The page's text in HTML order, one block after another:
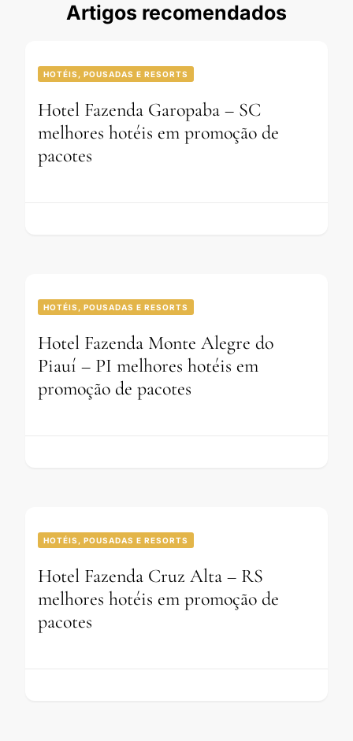
Artigos recomendados
HOTÉIS, POUSADAS E RESORTS
Hotel Fazenda Garopaba – SC
melhores hotéis em promoção de
pacotes
HOTÉIS, POUSADAS E RESORTS
Hotel Fazenda Monte Alegre do
Piauí – PI melhores hotéis em
promoção de pacotes
HOTÉIS, POUSADAS E RESORTS
Hotel Fazenda Cruz Alta – RS
melhores hotéis em promoção de
pacotes